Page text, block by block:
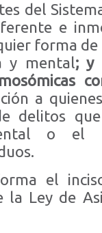
del
e
forma
y mental; y
a
delitos
o el
el
Ley de